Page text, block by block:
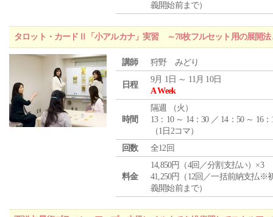
義開始前まで）
タロット・カードⅡ「小アルカナ」実習 ～78枚フルセット用の展開法
講師 狩野 みどり
日程
9月 1日 ～ 11月 10日
A Week
時間
隔週 （火 ）
13：10 ～ 14：30 ／ 14：50 ～ 16：
（1日2コマ）
回数
全12回
料金
14,850円（4回／分割支払い）×3
41,250円（12回／一括前納支払※
義開始前まで）